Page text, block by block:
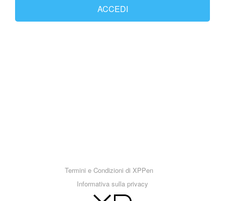
ACCEDI
Termini e Condizioni di XPPen
Informativa sulla privacy